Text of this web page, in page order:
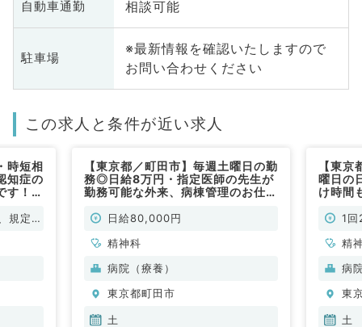
自動車通勤 相談可能
駐車場
※最新情報を確認いたしますので
お問い合わせください
この求人と条件が近い求人
時短相
知症の
す！日
規定に
【東京都／町田市】毎週土曜日の勤
務◎日給8万円・指定医師の先生が
勤務可能な外来、病棟管理のお仕事
日給80,000円
精神科
病院（療養）
東京都町田市
土
【東
曜日の
け時間
1
精
病
東
土